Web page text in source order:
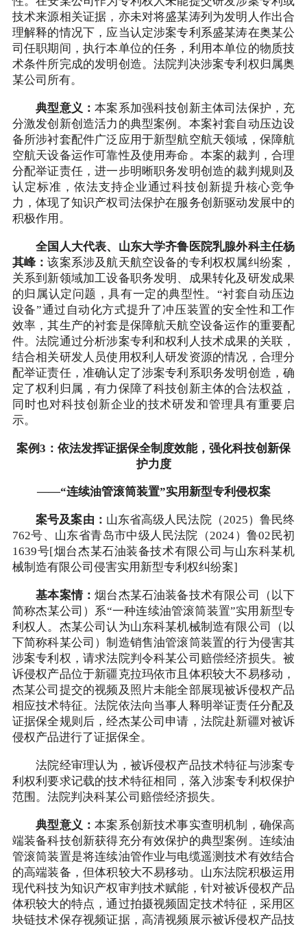
技术来源相关证据，亦未对将盛某涛列为发明人作出合
理解释的情况下，应当认定涉案专利系盛某涛在奥某公
司任职期间，执行本单位的任务，利用本单位的物质技
术条件所完成的发明创造。法院判决涉案专利权归属奥
某公司所有。
典型意义：本案系加强科技创新主体司法保护，充
分激发创新创造活力的典型案例。本案衬套自动压边设
备所涉衬套配件广泛应用于新型航空航天领域，保障航
空航天设备运作可靠性及使用寿命。本案的裁判，合理
分配举证责任，进一步明晰职务发明创造的裁判规则及
认定标准，依法支持企业通过科技创新提升核心竞争
力，体现了知识产权司法保护在服务创新驱动发展中的
积极作用。
全国人大代表、山东大学齐鲁医院乳腺外科主任杨
其峰：该案系涉及航天航空设备的专利权权属纠纷案，
关系到新领域加工设备职务发明、成果转化及研发成果
的归属认定问题，具有一定的典型性。“衬套自动压边
设备”通过自动化方式提升了冲压装置的安全性和工作
效率，其生产的衬套是保障航天航空设备运作的重要配
件。法院通过分析涉案专利和权利人技术成果的关联，
结合相关研发人员使用权利人研发资源的情况，合理分
配举证责任，准确认定了涉案专利系职务发明创造，确
定了权利归属，有力保障了科技创新主体的合法权益，
同时也对科技创新企业的技术研发和管理具有重要启
示。
案例3：依法发挥证据保全制度效能，强化科技创新保
护力度
——“连续油管滚筒装置”实用新型专利侵权案
案号及案由： 山东省高级人民法院（2025）鲁民终
762号、山东省青岛市中级人民法院（2024）鲁02民初
1639号[烟台杰某石油装备技术有限公司与山东科某机
械制造有限公司侵害实用新型专利权纠纷案]
基本案情：烟台杰某石油装备技术有限公司（以下
简称杰某公司）系“一种连续油管滚筒装置”实用新型专
利权人。杰某公司认为山东科某机械制造有限公司（以
下简称科某公司）制造销售油管滚筒装置的行为侵害其
涉案专利权，请求法院判令科某公司赔偿经济损失。被
诉侵权产品位于新疆克拉玛依市且体积较大不易移动，
杰某公司提交的视频及照片未能全部展现被诉侵权产品
相应技术特征。法院依法向当事人释明举证责任分配及
证据保全规则后，经杰某公司申请，法院赴新疆对被诉
侵权产品进行了证据保全。
法院经审理认为，被诉侵权产品技术特征与涉案专
利权利要求记载的技术特征相同，落入涉案专利权保护
范围。法院判决科某公司赔偿经济损失。
典型意义：本案系创新技术事实查明机制，确保高
端装备科技创新获得充分有效保护的典型案例。连续油
管滚筒装置是将连续油管作业与电缆遥测技术有效结合
的高端装备，但体积较大不易移动。山东法院积极运用
现代科技为知识产权审判技术赋能，针对被诉侵权产品
体积较大的特点，通过拍摄视频固定技术特征，采用区
块链技术保存视频证据，高清视频展示被诉侵权产品技